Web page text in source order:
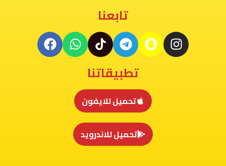
تابعنا
تطبيقاتنا
تحميل للايفون
تحميل للاندرويد